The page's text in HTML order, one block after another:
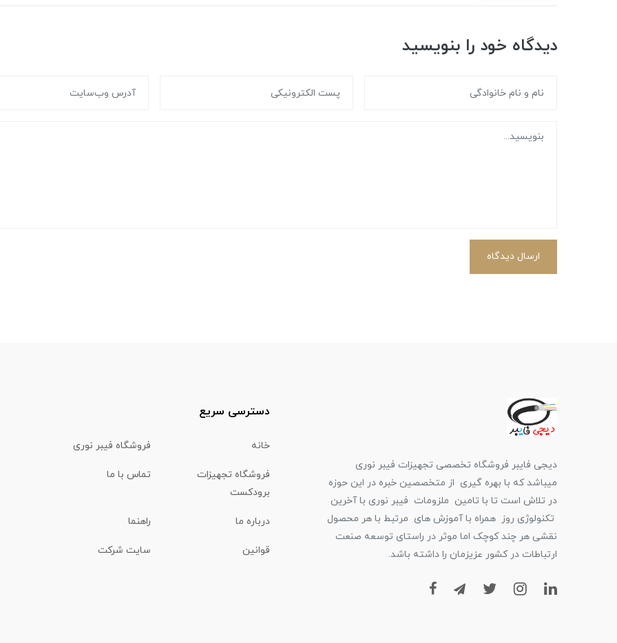
دیدگاه خود را بنویسید
ارسال دیدگاه
دیجی فایبر فروشگاه تخصصی تجهیزات فیبر نوری
میباشد که با بهره گیری از متخصصین خبره در این حوزه
در تلاش است تا با تامین ملزومات فیبر نوری با آخرین
تکنولوژی روز همراه با آموزش های مرتبط با هر محصول
نقشی هر چند کوچک اما موثر در راستای توسعه صنعت
ارتباطات در کشور عزیزمان را داشته باشد.
دسترسی سریع
خانه فروشگاه فیبر نوری
فروشگاه تجهیزات
برودکست
تماس با ما
درباره ما راهنما
قوانین سایت شرکت